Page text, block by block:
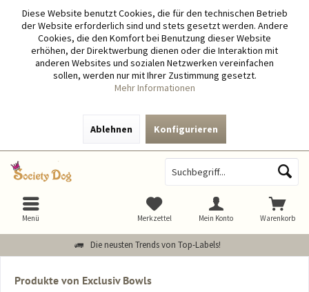
Diese Website benutzt Cookies, die für den technischen Betrieb
der Website erforderlich sind und stets gesetzt werden. Andere
Cookies, die den Komfort bei Benutzung dieser Website
erhöhen, der Direktwerbung dienen oder die Interaktion mit
anderen Websites und sozialen Netzwerken vereinfachen
sollen, werden nur mit Ihrer Zustimmung gesetzt.
Mehr Informationen
Ablehnen Konfigurieren
Die neusten Trends von Top-Labels!
Warenkorb
Merkzettel Mein Konto
Menü
Produkte von Exclusiv Bowls